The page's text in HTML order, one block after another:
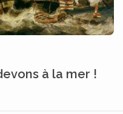
à la mer !